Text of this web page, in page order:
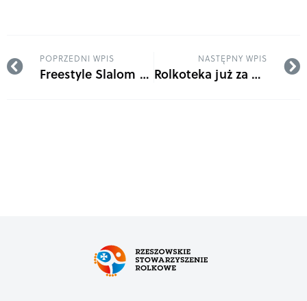
POPRZEDNI WPIS
Freestyle Slalom Kętrzyn 2024
NASTĘPNY WPIS
Rolkoteka już za nami. Zobaczcie film!